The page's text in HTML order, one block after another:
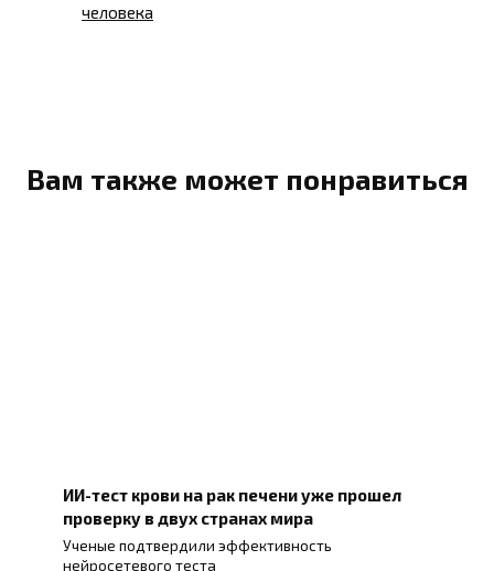
человека
Вам также может понравиться
ИИ-тест крови на рак печени уже прошел
проверку в двух странах мира
Ученые подтвердили эффективность
нейросетевого теста